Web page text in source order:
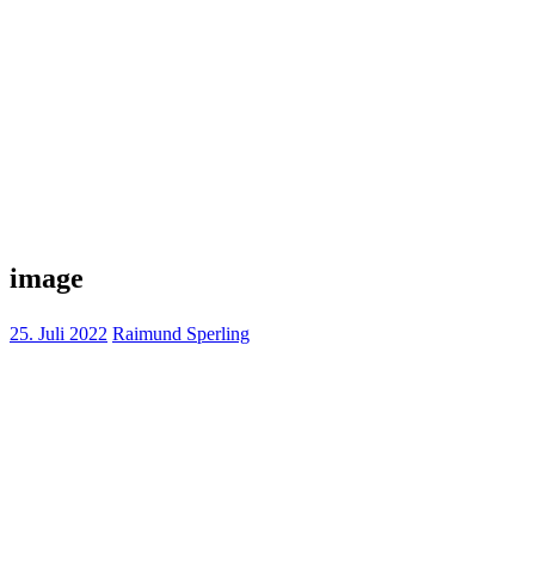
image
25. Juli 2022 Raimund Sperling